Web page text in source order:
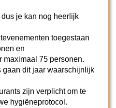
je kan nog heerlijk
toegestaan
en
maximaal 75 personen.
gaan dit jaar waarschijnlijk
zijn verplicht om te
hygiëneprotocol.